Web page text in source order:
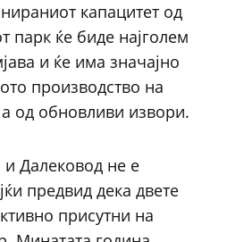
капацитет од
парк ќе биде најголем
и ќе има значајно
производство на
од обновливи извори.
Далековод не е
предвид дека двете
присутни на